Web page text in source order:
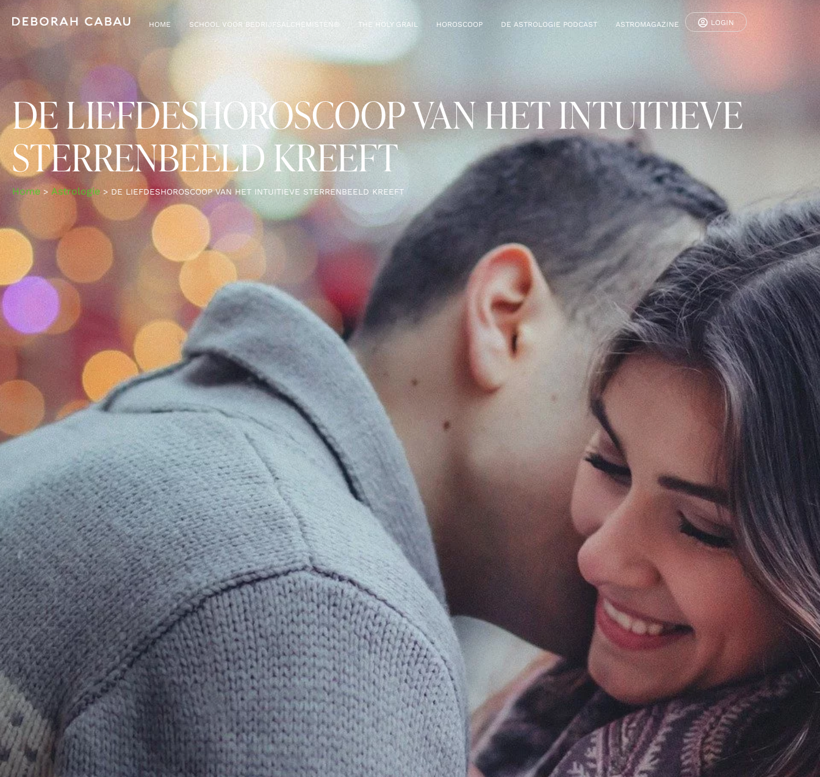
HOME SCHOOL VOOR BEDRIJFSALCHEMISTEN® THE HOLY GRAIL HOROSCOOP DE ASTROLOGIE PODCAST ASTROMAGAZINE LOGIN
DE LIEFDESHOROSCOOP VAN HET INTUITIEVE
STERRENBEELD KREEFT
Home > Astrologie > DE LIEFDESHOROSCOOP VAN HET INTUITIEVE STERRENBEELD KREEFT